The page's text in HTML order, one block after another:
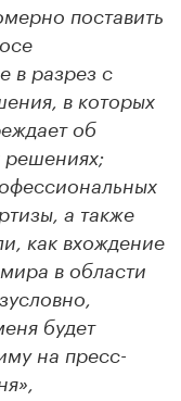
поставить
в разрез с
в которых
об
решениях;
а также
как вхождение
в области
будет
на пресс-